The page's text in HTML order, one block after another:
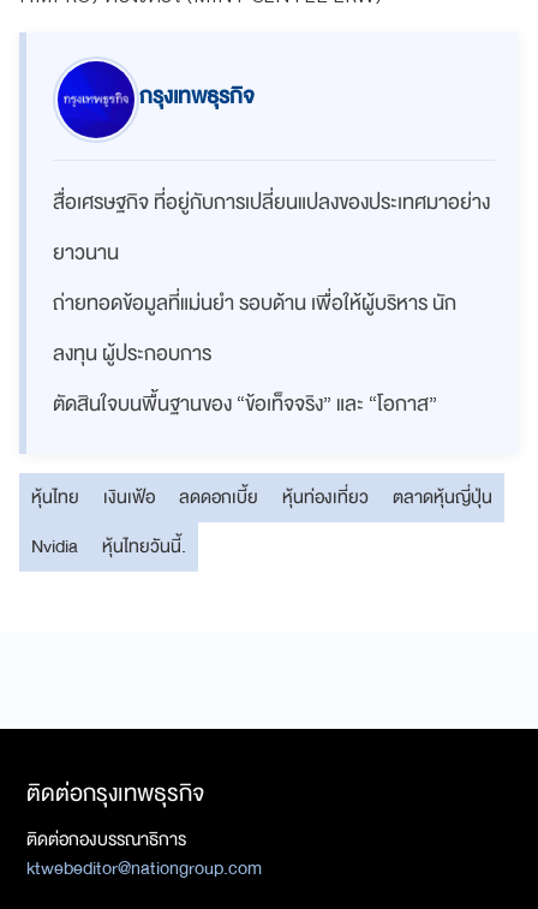
กรุงเทพธุรกิจ
สื่อเศรษฐกิจ ที่อยู่กับการเปลี่ยนแปลงของประเทศมาอย่าง
ยาวนาน
ถ่ายทอดข้อมูลที่แม่นยำ รอบด้าน เพื่อให้ผู้บริหาร นัก
ลงทุน ผู้ประกอบการ
ตัดสินใจบนพื้นฐานของ “ข้อเท็จจริง” และ “โอกาส”
หุ้นไทย เงินเฟ้อ ลดดอกเบี้ย หุ้นท่องเที่ยว
ตลาดหุ้นญี่ปุ่น
Nvidia
หุ้นไทยวันนี้.
ติดต่อกรุงเทพธุรกิจ
ติดต่อกองบรรณาธิการ
ktwebeditor@nationgroup.com